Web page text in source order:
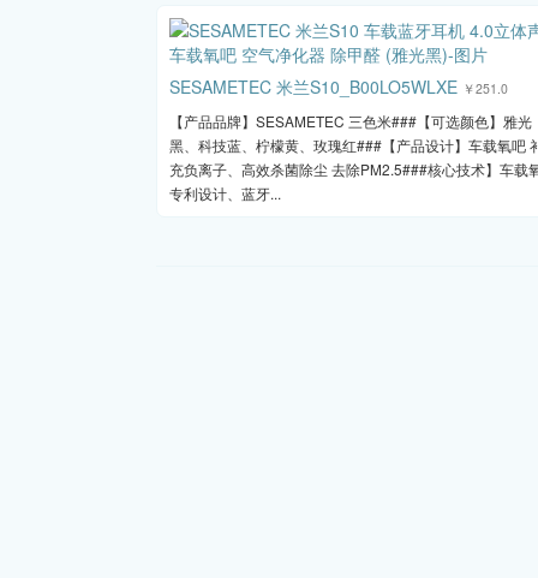
SESAMETEC 米兰S10_B00LO5WLXE ￥251.0
【产品品牌】SESAMETEC 三色米###【可选颜色】雅光
黑、科技蓝、柠檬黄、玫瑰红###【产品设计】车载氧吧
充负离子、高效杀菌除尘 去除PM2.5###核心技术】车载
专利设计、蓝牙...